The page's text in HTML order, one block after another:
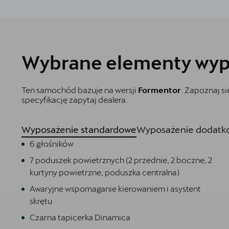
Wybrane elementy
Ten samochód bazuje na wersji Formentor . Zapoznaj
specyfikację zapytaj dealera.
Wyposażenie standardoweWyposażenie
6 głośników
7 poduszek powietrznych (2 przednie, 2 boczne, 2
kurtyny powietrzne, poduszka centralna)
Awaryjne wspomaganie kierowaniem i asystent
skrętu
Czarna tapicerka Dinamica